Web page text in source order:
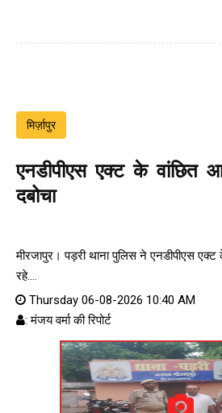
मिर्ज़ापुर
एनडीपीएस एक्ट के वांछित
दबोचा
मीरजापुर। पड़री थाना पुलिस ने एनडीपीएस
रहे....
Thursday 06-08-2026 10:40 AM
: मंजय वर्मा की रिपोर्ट